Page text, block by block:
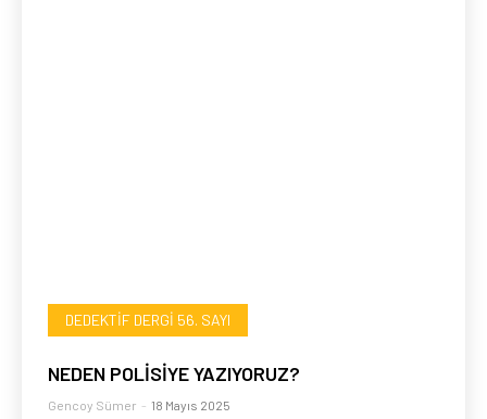
DEDEKTIF DERGI 56. SAYI
NEDEN POLİSİYE YAZIYORUZ?
Gencoy Sümer - 18 Mayıs 2025